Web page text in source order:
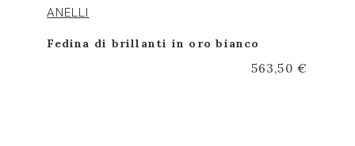
ANELLI
Fedina di brillanti in oro bianco
563,50 €